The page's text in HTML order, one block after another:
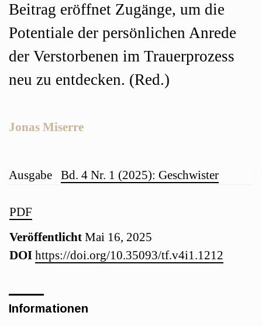
Artikel-
Sidebar
PDF
Veröffentlicht Mai 16, 2025
DOI https://doi.org/10.35093/tf.v4i1.1212
Jonas Miserre
Beitrag eröffnet Zugänge, um die
Potentiale der persönlichen Anrede
der Verstorbenen im Trauerprozess
neu zu entdecken. (Red.)
Artikel-
Details
Ausgabe Bd. 4 Nr. 1 (2025): Geschwister
Informationen